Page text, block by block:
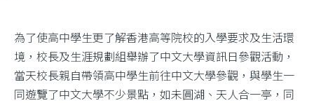
為了使高中學生更了解香港高等院校的入學要求及生活環
境，校長及生涯規劃組舉辦了中文大學資訊日參觀活動，
當天校長親自帶領高中學生前往中文大學參觀，與學生一
同遊覽了中文大學不少景點，如未圓湖、天人合一亭，同